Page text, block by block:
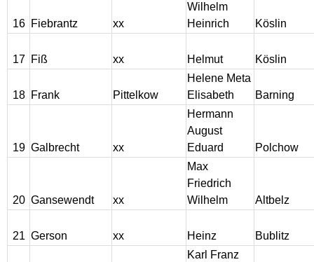
Hinterpommersche
Bauernlisten 17. Jh
Gedichte aus Pommern
Linkliste
Kontakt
Impressum
16 Fiebrantz xx
Wilhelm
Heinrich
Köslin
17 Fiß xx Helmut Köslin
18 Frank Pittelkow
Helene Meta
Elisabeth
Barning
19 Galbrecht xx
Hermann
August
Eduard
Polchow
20 Gansewendt xx
Max
Friedrich
Wilhelm
Altbelz
21 Gerson xx Heinz Bublitz
Karl Franz